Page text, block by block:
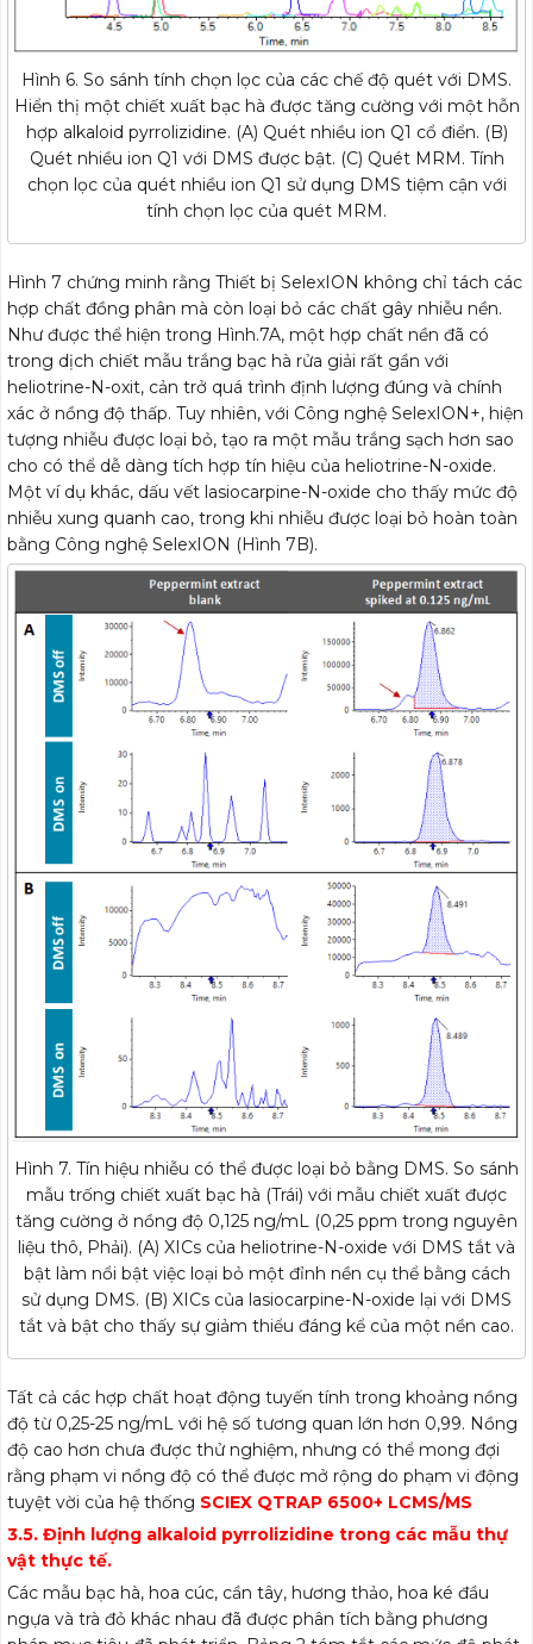
Hình 6. So sánh tính chọn lọc của các chế độ quét với DMS.
Hiển thị một chiết xuất bạc hà được tăng cường với một hỗn
hợp alkaloid pyrrolizidine. (A) Quét nhiều ion Q1 cổ điển. (B)
Quét nhiều ion Q1 với DMS được bật. (C) Quét MRM. Tính
chọn lọc của quét nhiều ion Q1 sử dụng DMS tiệm cận với
tính chọn lọc của quét MRM.
Hình 7 chứng minh rằng Thiết bị SelexION không chỉ tách các
hợp chất đồng phân mà còn loại bỏ các chất gây nhiễu nền.
Như được thể hiện trong Hình.7A, một hợp chất nền đã có
trong dịch chiết mẫu trắng bạc hà rửa giải rất gần với
heliotrine-N-oxit, cản trở quá trình định lượng đúng và chính
xác ở nồng độ thấp. Tuy nhiên, với Công nghệ SelexION+, hiện
tượng nhiễu được loại bỏ, tạo ra một mẫu trắng sạch hơn sao
cho có thể dễ dàng tích hợp tín hiệu của heliotrine-N-oxide.
Một ví dụ khác, dấu vết lasiocarpine-N-oxide cho thấy mức độ
nhiễu xung quanh cao, trong khi nhiễu được loại bỏ hoàn toàn
bằng Công nghệ SelexION (Hình 7B).
Hình 7. Tín hiệu nhiễu có thể được loại bỏ bằng DMS. So sánh
mẫu trống chiết xuất bạc hà (Trái) với mẫu chiết xuất được
tăng cường ở nồng độ 0,125 ng/mL (0,25 ppm trong nguyên
liệu thô, Phải). (A) XICs của heliotrine-N-oxide với DMS tắt và
bật làm nổi bật việc loại bỏ một đỉnh nền cụ thể bằng cách
sử dụng DMS. (B) XICs của lasiocarpine-N-oxide lại với DMS
tắt và bật cho thấy sự giảm thiểu đáng kể của một nền cao.
Tất cả các hợp chất hoạt động tuyến tính trong khoảng nồng
độ từ 0,25-25 ng/mL với hệ số tương quan lớn hơn 0,99. Nồng
độ cao hơn chưa được thử nghiệm, nhưng có thể mong đợi
rằng phạm vi nồng độ có thể được mở rộng do phạm vi động
tuyệt vời của hệ thống SCIEX QTRAP 6500+ LCMS/MS
3.5. Định lượng alkaloid pyrrolizidine trong các mẫu thự
vật thực tế.
Các mẫu bạc hà, hoa cúc, cần tây, hương thảo, hoa ké đầu
ngựa và trà đỏ khác nhau đã được phân tích bằng phương